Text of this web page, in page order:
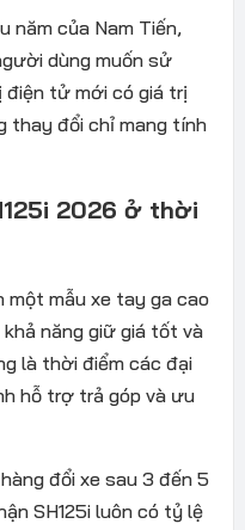
năm của Nam Tiến,
dùng muốn sử
điện tử mới có giá trị
thay đổi chỉ mang tính
2026 ở thời
một mẫu xe tay ga cao
năng giữ giá tốt và
là thời điểm các đại
hỗ trợ trả góp và ưu
đổi xe sau 3 đến 5
SH125i luôn có tỷ lệ